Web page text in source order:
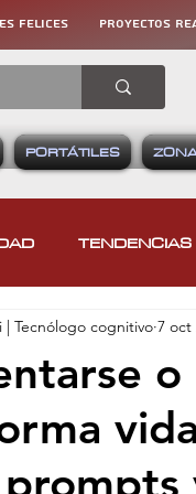
FELICES proyectos
PORTÁTILES
TENDENCIAS
MÓVILES
| Tecnólogo cognitivo 7 oct